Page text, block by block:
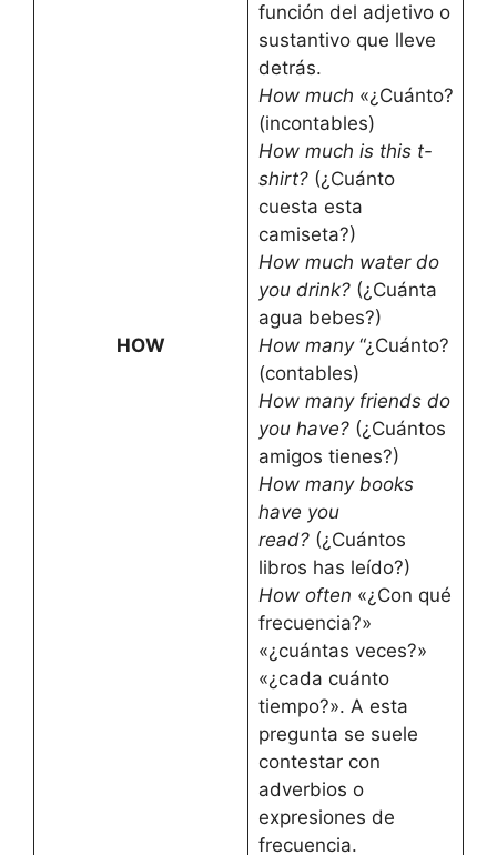
HOW
función del adjetivo o
sustantivo que lleve
detrás.
How much «¿Cuánto?
(incontables)
How much is this t-
shirt?(¿Cuánto
cuesta esta
camiseta?)
How much water do
you drink?(¿Cuánta
agua bebes?)
How many“¿Cuánto?
(contables)
How many friends do
you have?(¿Cuántos
amigos tienes?)
How many books
have you
read?(¿Cuántos
libros has leído?)
How often «¿Con qué
frecuencia?»
«¿cuántas veces?»
«¿cada cuánto
tiempo?». A esta
pregunta se suele
contestar con
adverbios o
expresiones de
frecuencia.